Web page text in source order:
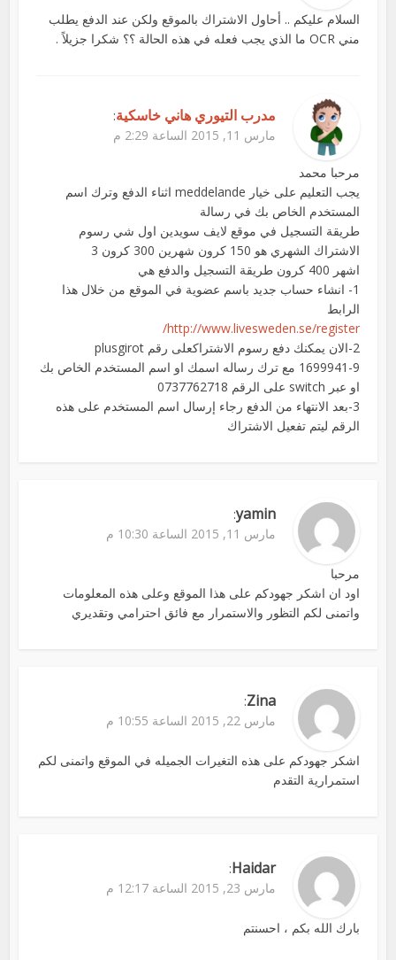
السلام عليكم .. أحاول الاشتراك بالموقع ولكن عند الدفع يطلب
مني OCR ما الذي يجب فعله في هذه الحالة ؟؟ شكرا جزيلاً .
مدرب التيوري هاني خاسكية:
مارس 11, 2015 الساعة 2:29 م
مرحبا محمد
يجب التعليم على خيار meddelande اثناء الدفع وترك اسم
المستخدم الخاص بك في رسالة
طريقة التسجيل في موقع لايف سويدين اول شي رسوم
الاشتراك الشهري هو 150 كرون شهرين 300 كرون 3
اشهر 400 كرون طريقة التسجيل والدفع هي
1- انشاء حساب جديد باسم عضوية في الموقع من خلال هذا
الرابط
http://www.livesweden.se/register/
2-الان يمكنك دفع رسوم الاشتراكعلى رقم plusgirot
1699941-9 مع ترك رساله اسمك او اسم المستخدم الخاص بك
او عبر switch على الرقم 0737762718
3-بعد الانتهاء من الدفع رجاء إرسال اسم المستخدم على هذه
الرقم ليتم تفعيل الاشتراك
yamin
:
مارس 11, 2015 الساعة 10:30 م
مرحبا
اود ان اشكر جهودكم على هذا الموقع وعلى هذه المعلومات
واتمنى لكم التظور والاستمرار مع فائق احترامي وتقديري
Zina
:
مارس 22, 2015 الساعة 10:55 م
اشكر جهودكم على هذه التغيرات الجميله في الموقع واتمنى لكم
استمرارية التقدم
Haidar
:
مارس 23, 2015 الساعة 12:17 م
بارك الله بكم ، احسنتم